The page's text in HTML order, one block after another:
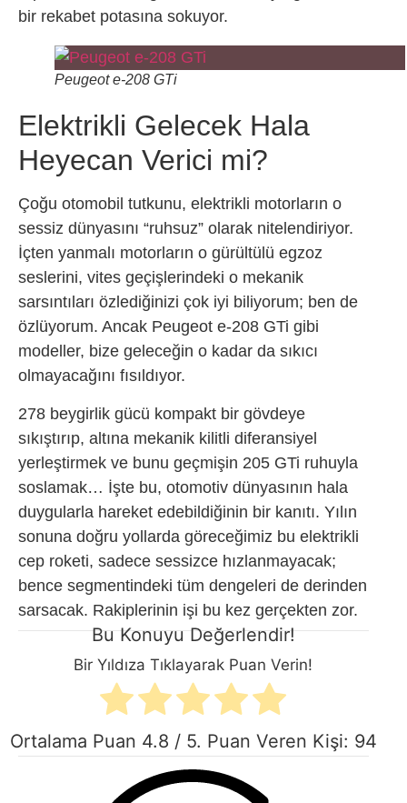
bir rekabet potasına sokuyor.
Peugeot e-208 GTi
Elektrikli Gelecek Hala
Heyecan Verici mi?
Çoğu otomobil tutkunu, elektrikli motorların o
sessiz dünyasını “ruhsuz” olarak nitelendiriyor.
İçten yanmalı motorların o gürültülü egzoz
seslerini, vites geçişlerindeki o mekanik
sarsıntıları özlediğinizi çok iyi biliyorum; ben de
özlüyorum. Ancak Peugeot e-208 GTi gibi
modeller, bize geleceğin o kadar da sıkıcı
olmayacağını fısıldıyor.
278 beygirlik gücü kompakt bir gövdeye
sıkıştırıp, altına mekanik kilitli diferansiyel
yerleştirmek ve bunu geçmişin 205 GTi ruhuyla
soslamak… İşte bu, otomotiv dünyasının hala
duygularla hareket edebildiğinin bir kanıtı. Yılın
sonuna doğru yollarda göreceğimiz bu elektrikli
cep roketi, sadece sessizce hızlanmayacak;
bence segmentindeki tüm dengeleri de derinden
sarsacak. Rakiplerinin işi bu kez gerçekten zor.
Bu Konuyu Değerlendir!
Bir Yıldıza Tıklayarak Puan Verin!
Ortalama Puan 4.8 / 5. Puan Veren Kişi: 94